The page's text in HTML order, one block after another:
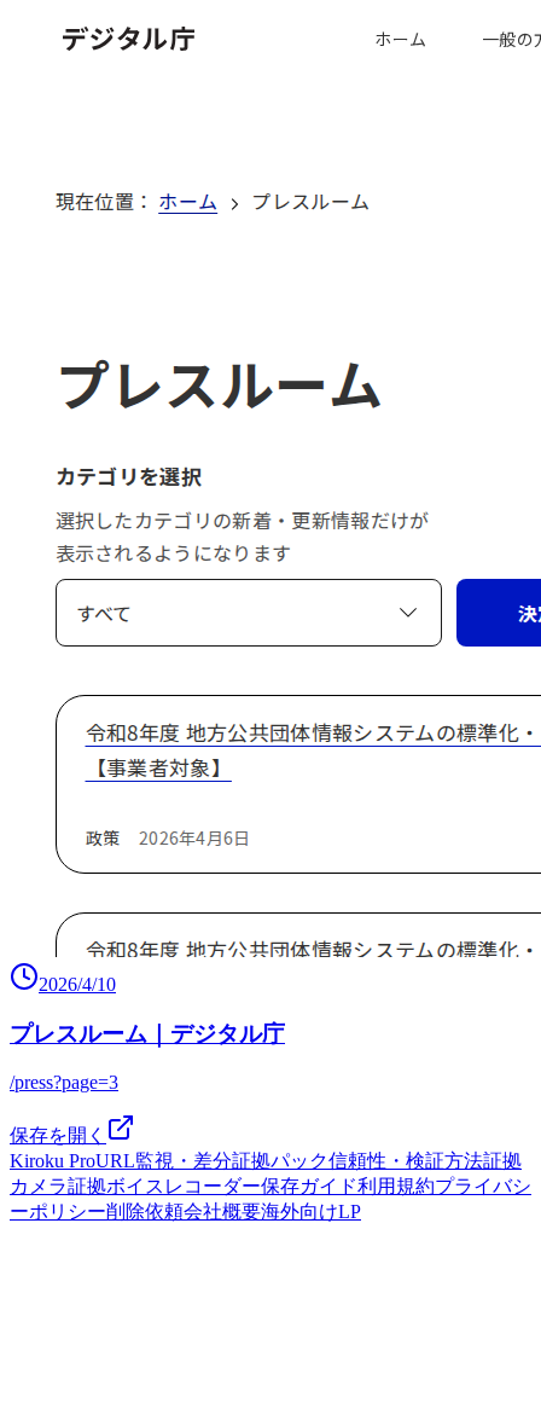
2026/4/10
プレスルーム｜デジタル庁
/press?page=3
保存を開く
Kiroku ProURL監視・差分証拠パック信頼性・検証方法証拠
カメラ証拠ボイスレコーダー保存ガイド利用規約プライバシ
ーポリシー削除依頼会社概要海外向けLP